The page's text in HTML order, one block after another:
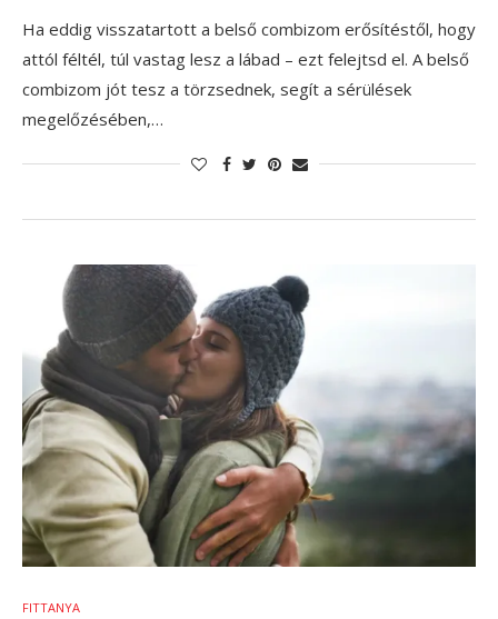
Ha eddig visszatartott a belső combizom erősítéstől, hogy
attól féltél, túl vastag lesz a lábad – ezt felejtsd el. A belső
combizom jót tesz a törzsednek, segít a sérülések
megelőzésében,…
FITTANYA